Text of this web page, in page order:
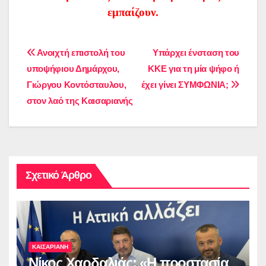
εμπαίζουν.
Πλοήγηση
άρθρων
Υπάρχει ένσταση του
ΚΚΕ για τη μία ψήφο ή
έχει γίνει ΣΥΜΦΩΝΙΑ;
Ανοιχτή επιστολή του
υποψήφιου Δημάρχου,
Γιώργου Κοντόσταυλου,
στον λαό της Καισαριανής
Σχετικό Άρθρο
ΚΑΙΣΑΡΙΑΝΗ
Νίκος Χαρδαλιάς: «Η προστασία